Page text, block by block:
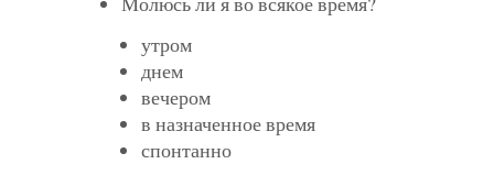
утром
днем
вечером
в назначенное время
спонтанно